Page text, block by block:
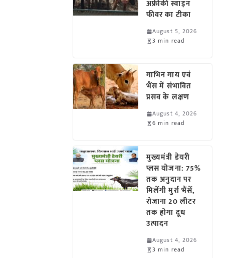
अफ्रीकी स्वाइन
फीवर का टीका
August 5, 2026
3 min read
गाभिन गाय एवं
भैंस में संभावित
प्रसव के लक्षण
August 4, 2026
6 min read
मुख्यमंत्री डेयरी
प्लस योजना: 75%
तक अनुदान पर
मिलेंगी मुर्रा भैंसें,
रोजाना 20 लीटर
तक होगा दूध
उत्पादन
August 4, 2026
3 min read